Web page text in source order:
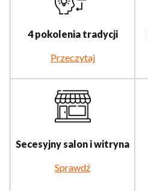
4 pokolenia tradycji
Przeczytaj
Secesyjny salon i witryna
Sprawdź